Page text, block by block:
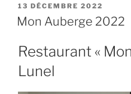
PUBLIÉ
LE
13 DÉCEMBRE 2022
Mon Auberge 2022
Restaurant «
Lunel